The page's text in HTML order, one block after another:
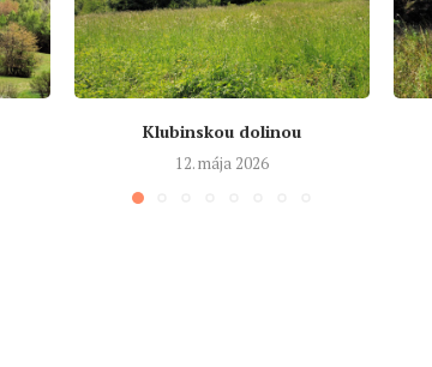
Klubinskou dolinou
12. mája 2026